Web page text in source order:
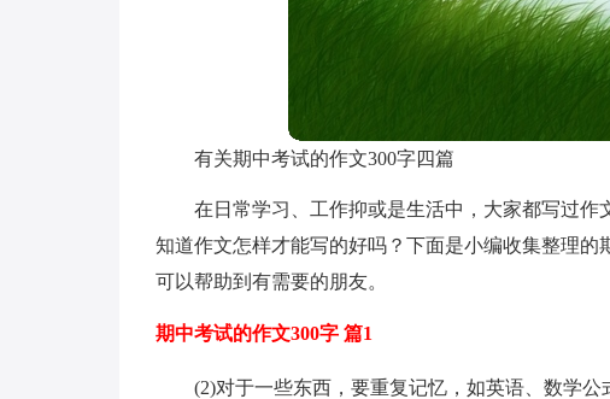
有关期中考试的作文300字四篇
在日常学习、工作抑或是生活中，大家都写过
知道作文怎样才能写的好吗？下面是小编收集整理的
可以帮助到有需要的朋友。
期中考试的作文300字 篇1
(2)对于一些东西，要重复记忆，如英语、数学公